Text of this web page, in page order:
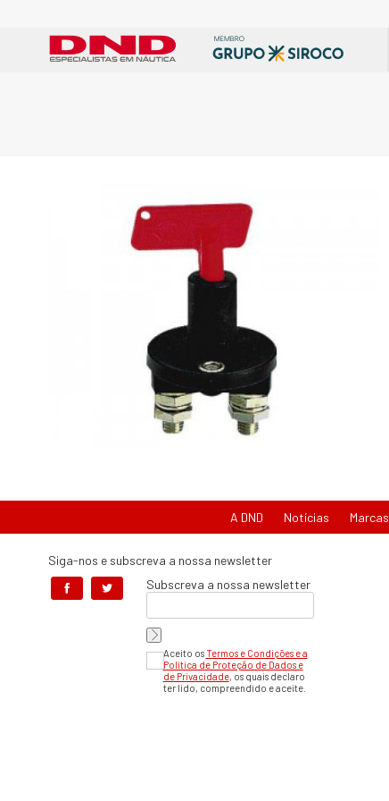
A DND Notícias Marcas
Siga-nos e subscreva a nossa newsletter
Subscreva a nossa newsletter
Aceito osTermos e Condições e a
Política de Proteção de Dados e
de Privacidade, os quais declaro
ter lido, compreendido e aceite.